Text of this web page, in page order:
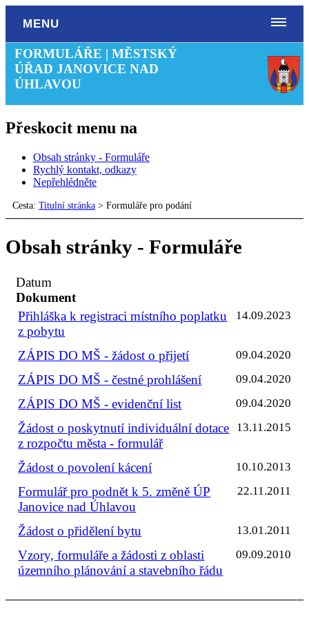
MENU
FORMULÁŘE | MĚSTSKÝ
ÚŘAD JANOVICE NAD
ÚHLAVOU
Přeskocit menu na
Obsah stránky - Formuláře
Rychlý kontakt, odkazy
Nepřehlédněte
Cesta: Titulní stránka >Formuláře pro podání
Obsah stránky - Formuláře
Datum
Dokument
14.09.2023
Přihláška k registraci místního poplatku
z pobytu
09.04.2020
ZÁPIS DO MŠ - žádost o přijetí
09.04.2020
ZÁPIS DO MŠ - čestné prohlášení
09.04.2020
ZÁPIS DO MŠ - evidenční list
13.11.2015
Žádost o poskytnutí individuální dotace
z rozpočtu města - formulář
10.10.2013
Žádost o povolení kácení
22.11.2011
Formulář pro podnět k 5. změně ÚP
Janovice nad Úhlavou
13.01.2011
Žádost o přidělení bytu
09.09.2010
Vzory, formuláře a žádosti z oblasti
územního plánování a stavebního řádu